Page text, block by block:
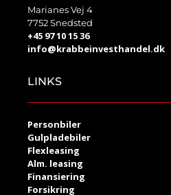
Marianes Vej 4
7752 Snedsted
+45 97 10 15 36
info@krabbeinvesthandel.dk
LINKS
Personbiler
Gulpladebiler
Flexleasing
Alm. leasing
Finansiering
Forsikring